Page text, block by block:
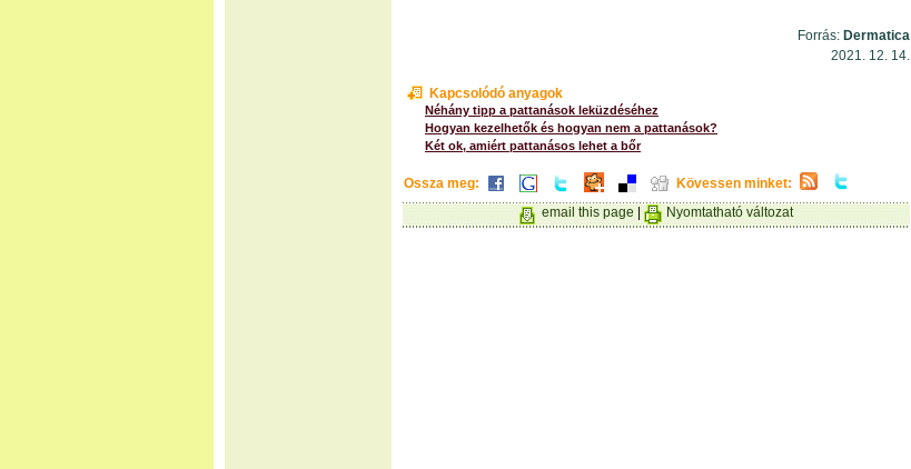
Forrás: Dermatica
2021. 12. 14.
Kapcsolódó anyagok
Néhány tipp a pattanások leküzdéséhez
Hogyan kezelhetők és hogyan nem a pattanások?
Két ok, amiért pattanásos lehet a bőr
Ossza meg:
Kövessen minket:
email this page
Nyomtatható változat